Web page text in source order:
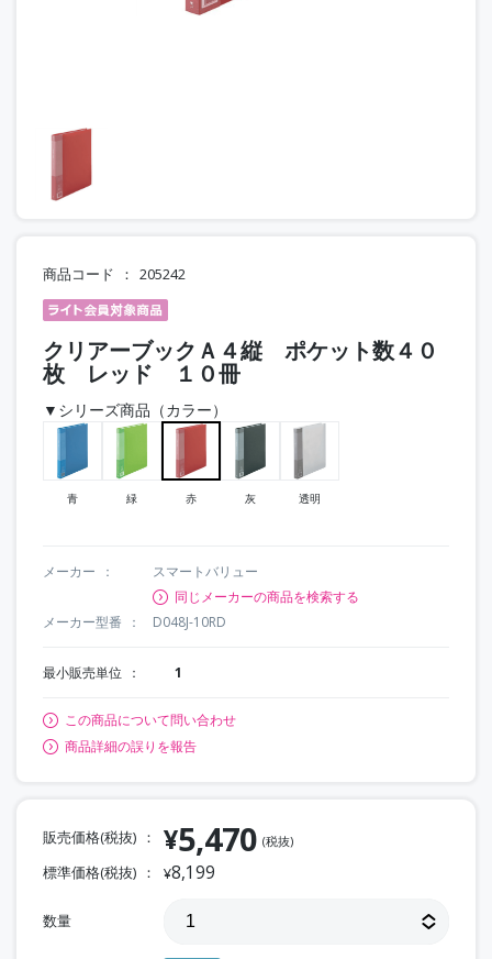
商品コード 205242
クリアーブックＡ４縦 ポケット数４０
枚 レッド １０冊
▼シリーズ商品（カラー）
青 緑 赤 灰 透明
メーカー
スマートバリュー
同じメーカーの商品を検索する
メーカー型番
D048J-10RD
最小販売単位 1
この商品について問い合わせ
商品詳細の誤りを報告
販売価格(税抜) ¥5,470 (税抜)
標準価格(税抜) ¥8,199
数量